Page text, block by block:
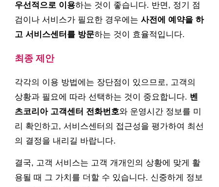
우선적으로 이용하는 것이 좋습니다. 반면, 정기 점
검이나 서비스가 필요한 경우에는 사전에 예약을 하
고 서비스센터를 방문하는 것이 효율적입니다.
최종 제안
각각의 이용 방법에는 장단점이 있으므로, 고객의
상황과 필요에 따라 선택하는 것이 중요합니다. 벤
츠코리아 고객센터 전화번호와 운영시간 정보를 미
리 확인하고, 서비스센터의 접근성을 평가하여 최선
의 결정을 내리길 바랍니다.
결국, 고객 서비스는 고객 개개인의 상황에 맞게 활
용될 때 그 가치를 더할 수 있습니다. 신중하게 정보